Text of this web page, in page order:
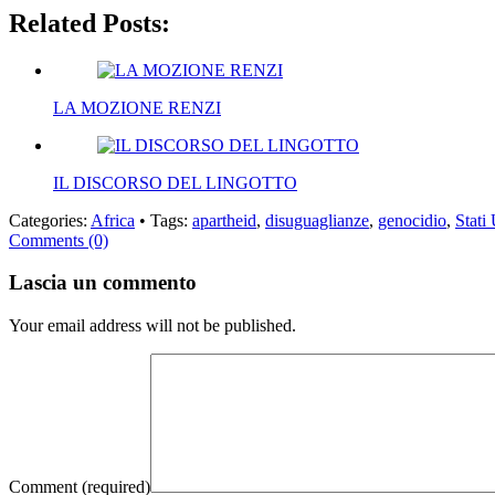
Related Posts:
LA MOZIONE RENZI
IL DISCORSO DEL LINGOTTO
Categories: Africa • Tags: apartheid, disuguaglianze, genocidio, Stati
Comments (0)
Lascia un commento
Your email address will not be published.
Comment (required)